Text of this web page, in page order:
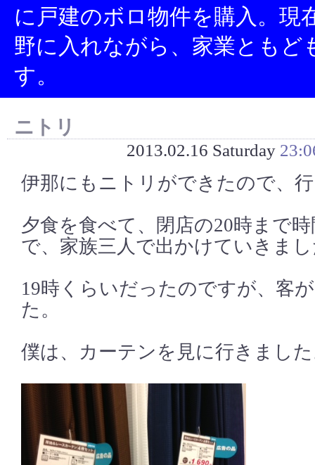
に戸建のボロ物件を購入。現
野に入れながら、家業とも
す。
ニトリ
2013.02.16 Saturday
伊那にもニトリができたので、
夕食を食べて、閉店の20時まで
で、家族三人で出かけていきま
19時くらいだったのですが、客
た。
僕は、カーテンを見に行きまし